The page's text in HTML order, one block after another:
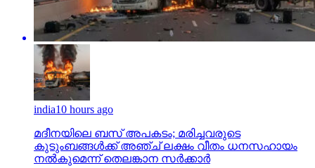
india10 hours ago
മദീനയിലെ ബസ് അപകടം; മരിച്ചവരുടെ
കുടുംബങ്ങള്‍ക്ക് അഞ്ച് ലക്ഷം വീതം ധനസഹായം
നല്‍കുമെന്ന് തെലങ്കാന സര്‍ക്കാര്‍